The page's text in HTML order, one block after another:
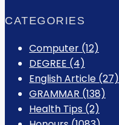
CATEGORIES
Computer (12)
DEGREE (4)
English Article (27)
GRAMMAR (138)
Health Tips (2)